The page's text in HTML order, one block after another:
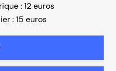
: 12 euros
: 15 euros